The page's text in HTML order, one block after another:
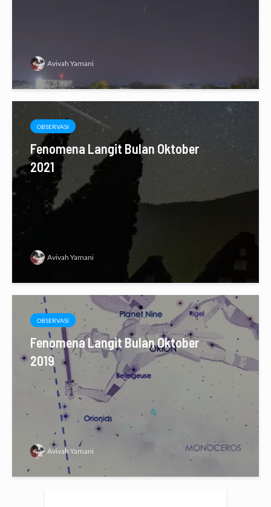
Avivah Yamani
OBSERVASI
Fenomena Langit Bulan Oktober
2021
Avivah Yamani
OBSERVASI
Fenomena Langit Bulan Oktober
2019
Avivah Yamani